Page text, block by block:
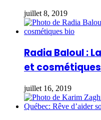
juillet 8, 2019
Radia Baloul :
et
juillet 16, 2019